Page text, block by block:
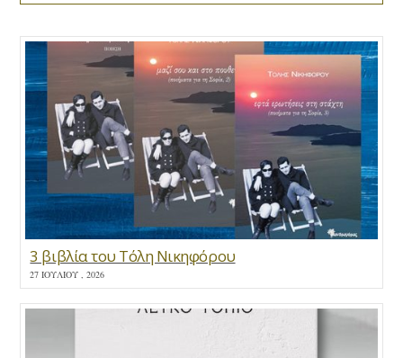
3 βιβλία του Τόλη Νικηφόρου
27 ΙΟΥΛΊΟΥ , 2026